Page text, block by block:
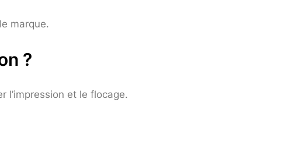
marque.
?
l’impression et le flocage.